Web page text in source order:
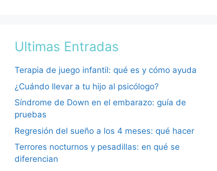
Ultimas Entradas
Terapia de juego infantil: qué es y cómo ayuda
¿Cuándo llevar a tu hijo al psicólogo?
Síndrome de Down en el embarazo: guía de
pruebas
Regresión del sueño a los 4 meses: qué hacer
Terrores nocturnos y pesadillas: en qué se
diferencian